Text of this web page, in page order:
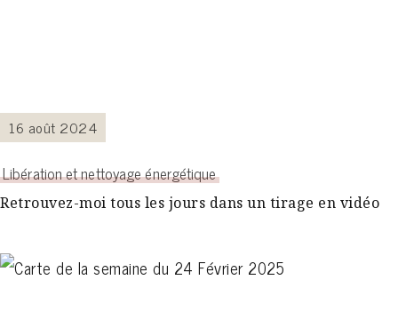
Libération et nettoyage énergétique
Retrouvez-moi tous les jours dans un tirage en vidéo
16 août 2024